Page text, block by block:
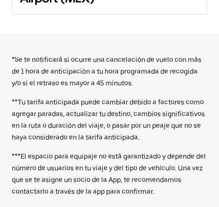
*Se te notificará si ocurre una cancelación de vuelo con más
de 1 hora de anticipación a tu hora programada de recogida
y/o si el retraso es mayor a 45 minutos.
**Tu tarifa anticipada puede cambiar debido a factores como
agregar paradas, actualizar tu destino, cambios significativos
en la ruta o duración del viaje, o pasar por un peaje que no se
haya considerado en la tarifa anticipada.
***El espacio para equipaje no está garantizado y depende del
número de usuarios en tu viaje y del tipo de vehículo. Una vez
que se te asigne un socio de la App, te recomendamos
contactarlo a través de la app para confirmar.